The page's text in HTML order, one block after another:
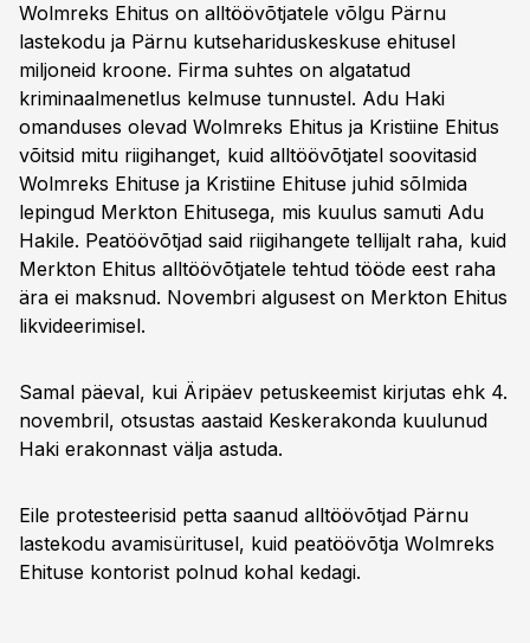
Wolmreks Ehitus on alltöövõtjatele võlgu Pärnu
lastekodu ja Pärnu kutsehariduskeskuse ehitusel
miljoneid kroone. Firma suhtes on algatatud
kriminaalmenetlus kelmuse tunnustel. Adu Haki
omanduses olevad Wolmreks Ehitus ja Kristiine Ehitus
võitsid mitu riigihanget, kuid alltöövõtjatel soovitasid
Wolmreks Ehituse ja Kristiine Ehituse juhid sõlmida
lepingud Merkton Ehitusega, mis kuulus samuti Adu
Hakile. Peatöövõtjad said riigihangete tellijalt raha, kuid
Merkton Ehitus alltöövõtjatele tehtud tööde eest raha
ära ei maksnud. Novembri algusest on Merkton Ehitus
likvideerimisel.
Samal päeval, kui Äripäev petuskeemist kirjutas ehk 4.
novembril, otsustas aastaid Keskerakonda kuulunud
Haki erakonnast välja astuda.
Eile protesteerisid petta saanud alltöövõtjad Pärnu
lastekodu avamisüritusel, kuid peatöövõtja Wolmreks
Ehituse kontorist polnud kohal kedagi.